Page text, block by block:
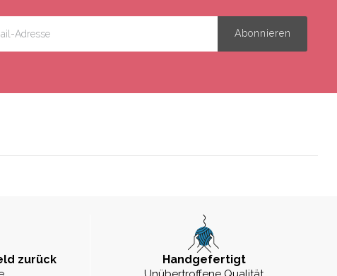
zurück Handgefertigt